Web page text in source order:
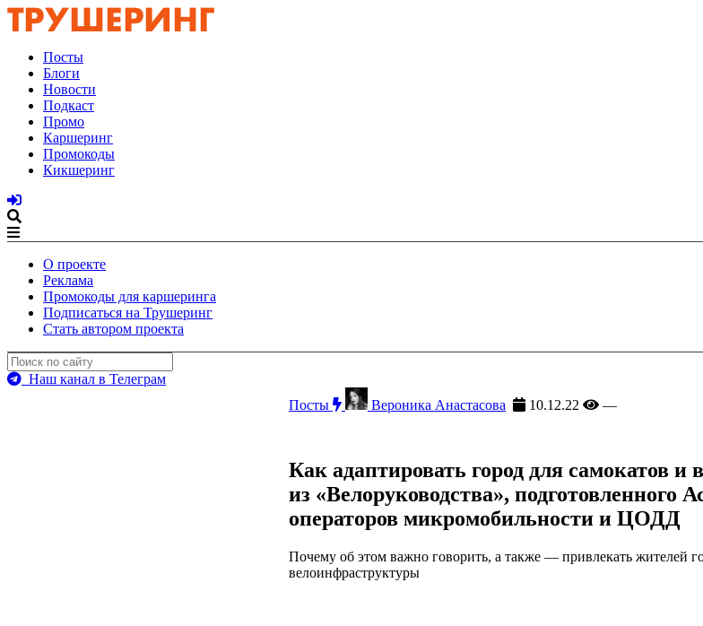
Посты
Блоги
Новости
Подкаст
Промо
Каршеринг
Промокоды
Кикшеринг
О проекте
Реклама
Промокоды для каршеринга
Подписаться на Трушеринг
Стать автором проекта
Наш канал в Телеграм
Посты
Вероника Анастасова 10.12.22 —
Как адаптировать город для самокатов и
из «Велоруководства», подготовленного
операторов микромобильности и ЦОДД
Почему об этом важно говорить, а также — привлекать жителей
велоинфраструктуры